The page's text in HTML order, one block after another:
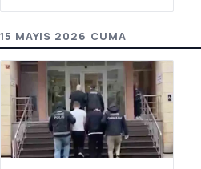
15 MAYIS 2026 CUMA